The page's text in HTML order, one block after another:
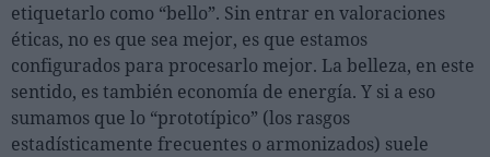
Eventos
Agenda de actividades
Ferias sectoriales
Formaciones destacadas
etiquetarlo como “bello”. Sin entrar en valoraciones
éticas, no es que sea mejor, es que estamos
configurados para procesarlo mejor. La belleza, en este
sentido, es también economía de energía. Y si a eso
sumamos que lo “prototípico” (los rasgos
estadísticamente frecuentes o armonizados) suele